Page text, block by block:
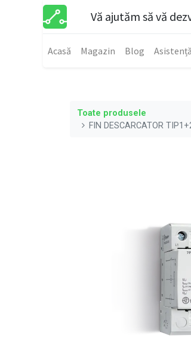
Vă ajutăm să vă
Acasă Magazin Blog Asistență
Toate produsele
FIN DESCARCATOR